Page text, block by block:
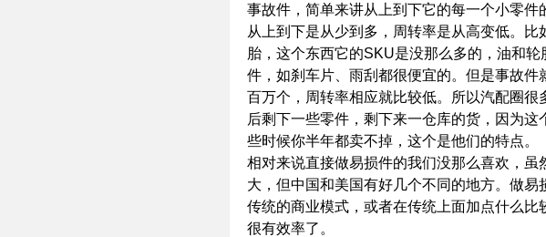
事故件，简单来讲从上到下它的每一个小零件
从上到下是从少到多，周转率是从高变低。比
胎，这个东西它的SKU是没那么多的，油和
件，如刹车片、雨刮都很便宜的。但是事故件
百万个，周转率相应就比较低。所以汽配圈很
后剩下一些零件，剩下来一仓库的货，因为这
些时候你半年都卖不掉，这个是他们的特点。
相对来说直接做易损件的我们没那么喜欢，虽
大，但中国和美国有好几个不同的地方。做易
传统的商业模式，或者在传统上面加点什么比
很有效率了。